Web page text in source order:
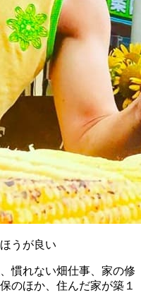
うが良い
慣れない畑仕事、家の修
のほか、住んだ家が築１